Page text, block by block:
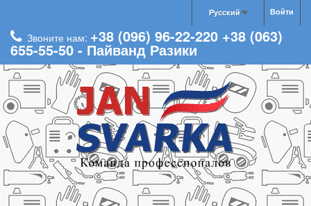
Войти
Русский
Звоните нам: +38 (096) 96-22-220 +38 (063)
655-55-50 - Пайванд Разики